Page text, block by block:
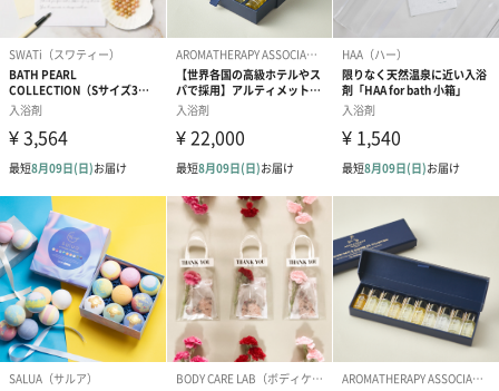
肌に密着してしっかり保湿。
使用方法
適量（約60g）を全身に塗布し、入浴してください。使用後は必ず
身体を十分に洗い流してください。
約8回分お使いいただけます。
2種類からお選びいただけます